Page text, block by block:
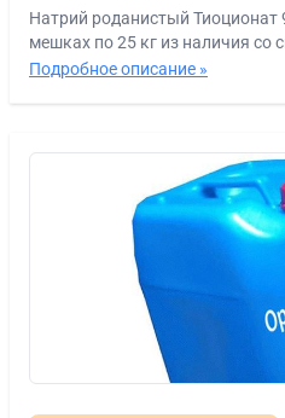
Натрий роданистый Тиоционат
мешках по 25 кг из наличия со
Подробное описание »